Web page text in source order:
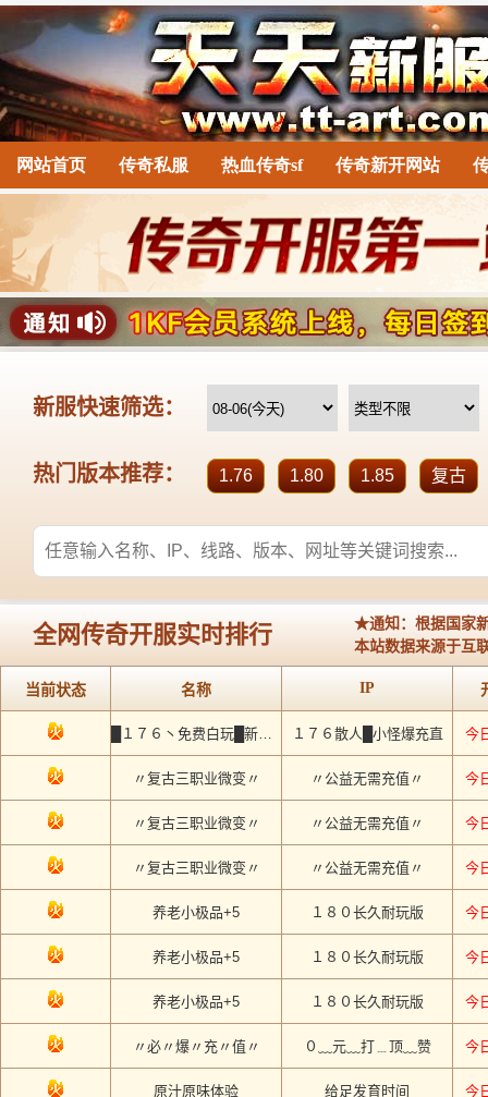
网站首页 传奇私服 热血传奇sf 传奇新开网站